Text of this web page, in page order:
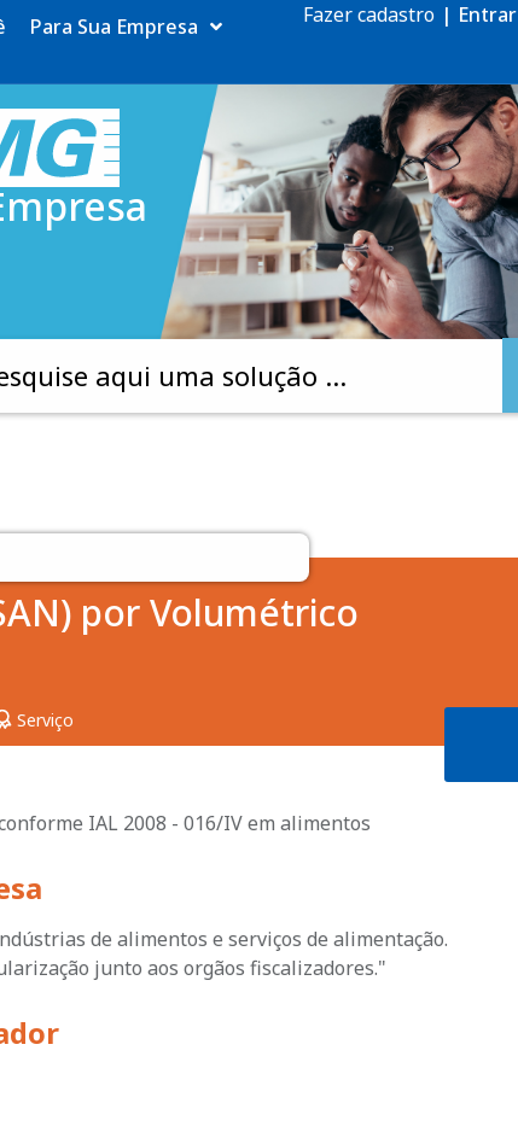
Para Sua Empresa Fazer cadastro | Entrar
por Volumétrico
Serviço
IAL 2008 - 016/IV em alimentos
de alimentos e serviços de alimentação.
junto aos orgãos fiscalizadores."